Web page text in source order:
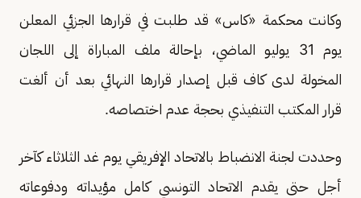
وكانت محكمة «كاس» قد طلبت في قرارها الجزئي المعلن
يوم 31 يوليو الماضي، بإحالة ملف المباراة إلى اللجان
المخولة لدى كاف قبل إصدار قرارها النهائي بعد أن ألغت
قرار المكتب التنفيذي بحجة عدم اختصاصه.
وحددت لجنة الانضباط بالاتحاد الإفريقي يوم غد الثلاثاء كآخر
أجل حتى يقدم الاتحاد التونسي كامل مؤيداته ودفوعاته